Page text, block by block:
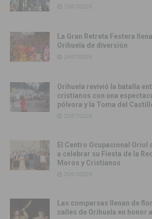
25/07/2026
La Gran Retreta Festera
Orihuela de diversión
24/07/2026
Orihuela revivió la batalla
cristianos con una
pólvora y la Toma del
22/07/2026
El Centro Ocupacional Oriol
a celebrar su Fiesta de la
Moros y Cristianos
20/07/2026
Las comparsas llenan de
calles de Orihuela en honor